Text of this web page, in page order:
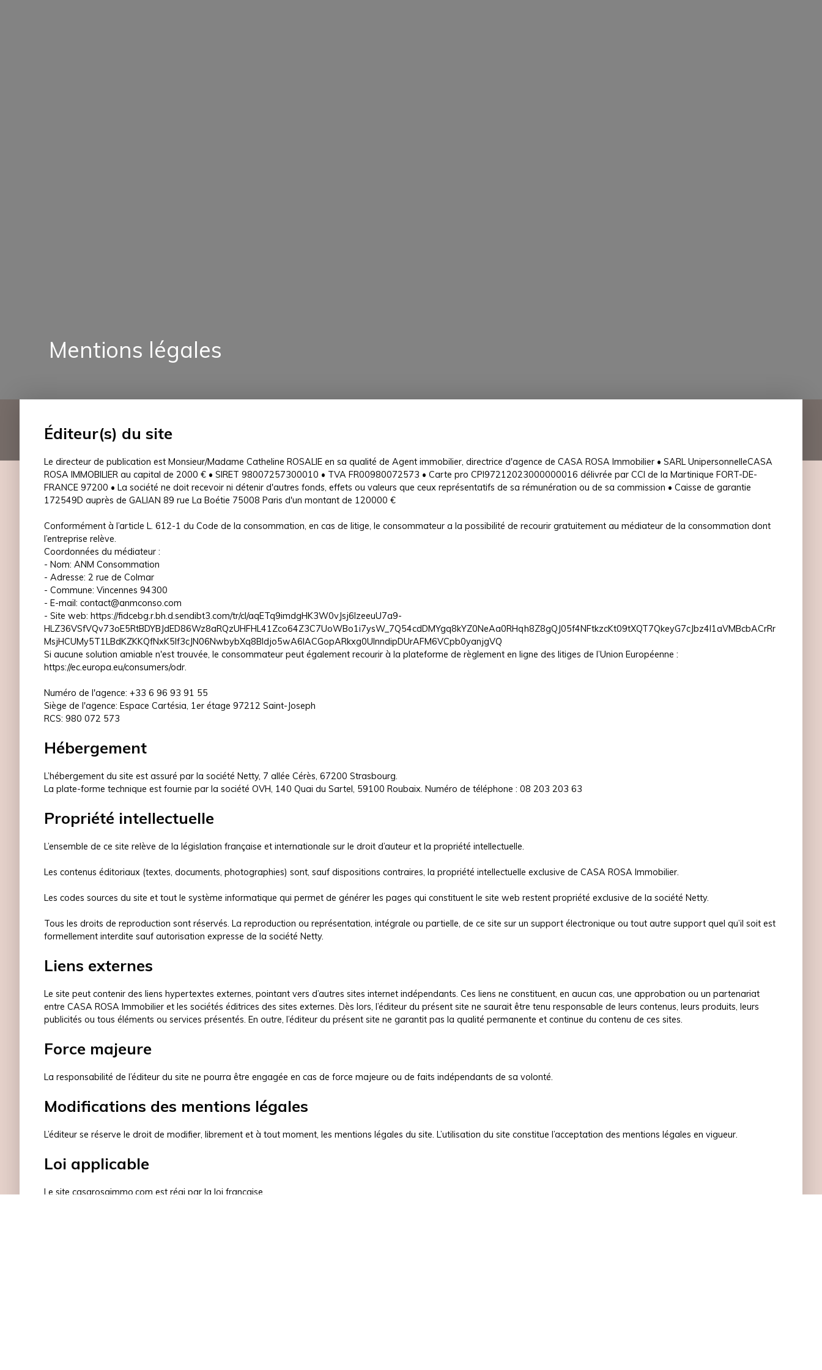
Mentions légales
Éditeur(s) du site
Le directeur de publication est Monsieur/Madame Catheline ROSALIE en sa qualité de Agent immobilier, directrice d'agence de CASA ROSA Immobilier • SARL UnipersonnelleCASA
ROSA IMMOBILIER au capital de 2000 € • SIRET 98007257300010 • TVA FR00980072573 • Carte pro CPI97212023000000016 délivrée par CCI de la Martinique FORT-DE-
FRANCE 97200 • La société ne doit recevoir ni détenir d'autres fonds, effets ou valeurs que ceux représentatifs de sa rémunération ou de sa commission • Caisse de garantie
172549D auprès de GALIAN 89 rue La Boétie 75008 Paris d'un montant de 120000 €
Conformément à l’article L. 612-1 du Code de la consommation, en cas de litige, le consommateur a la possibilité de recourir gratuitement au médiateur de la consommation dont
l’entreprise relève.
Coordonnées du médiateur :
- Nom: ANM Consommation
- Adresse: 2 rue de Colmar
- Commune: Vincennes 94300
- E-mail: contact@anmconso.com
- Site web: https://fidcebg.r.bh.d.sendibt3.com/tr/cl/aqETq9imdgHK3W0vJsj6lzeeuU7a9-
HLZ36VSfVQv73oE5RtBDYBJdED86Wz8aRQzUHFHL41Zco64Z3C7UoWBo1i7ysW_7Q54cdDMYgq8kYZ0NeAa0RHqh8Z8gQJ05f4NFtkzcKt09tXQT7QkeyG7cJbz4l1aVMBcbACrRr
MsjHCUMy5T1LBdKZKKQfNxK5lf3cJN06NwbybXq8Bldjo5wA6IACGopARkxg0UInndipDUrAFM6VCpb0yanjgVQ
Si aucune solution amiable n'est trouvée, le consommateur peut également recourir à la plateforme de règlement en ligne des litiges de l’Union Européenne :
https://ec.europa.eu/consumers/odr
Numéro de l'agence: +33 6 96 93 91 55
Siège de l'agence: Espace Cartésia, 1er étage 97212 Saint-Joseph
RCS: 980 072 573
Hébergement
L’hébergement du site est assuré par la société Netty, 7 allée Cérès, 67200 Strasbourg.
La plate-forme technique est fournie par la société OVH, 140 Quai du Sartel, 59100 Roubaix. Numéro de téléphone : 08 203 203 63
Propriété intellectuelle
L’ensemble de ce site relève de la législation française et internationale sur le droit d’auteur et la propriété intellectuelle.
Les contenus éditoriaux (textes, documents, photographies) sont, sauf dispositions contraires, la propriété intellectuelle exclusive de CASA ROSA Immobilier.
Les codes sources du site et tout le système informatique qui permet de générer les pages qui constituent le site web restent propriété exclusive de la société Netty.
Tous les droits de reproduction sont réservés. La reproduction ou représentation, intégrale ou partielle, de ce site sur un support électronique ou tout autre support quel qu’il soit est
formellement interdite sauf autorisation expresse de la société Netty.
Liens externes
Le site peut contenir des liens hypertextes externes, pointant vers d’autres sites internet indépendants. Ces liens ne constituent, en aucun cas, une approbation ou un partenariat
entre CASA ROSA Immobilier et les sociétés éditrices des sites externes. Dès lors, l’éditeur du présent site ne saurait être tenu responsable de leurs contenus, leurs produits, leurs
publicités ou tous éléments ou services présentés. En outre, l’éditeur du présent site ne garantit pas la qualité permanente et continue du contenu de ces sites.
Force majeure
La responsabilité de l’éditeur du site ne pourra être engagée en cas de force majeure ou de faits indépendants de sa volonté.
Modifications des mentions légales
L’éditeur se réserve le droit de modifier, librement et à tout moment, les mentions légales du site. L’utilisation du site constitue l’acceptation des mentions légales en vigueur.
Loi applicable
Le site casarosaimmo.com est régi par la loi française.